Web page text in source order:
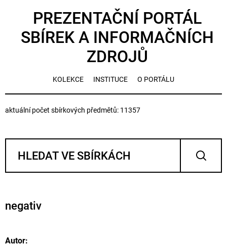
PREZENTAČNÍ PORTÁL
SBÍREK A INFORMAČNÍCH
ZDROJŮ
KOLEKCE INSTITUCE O PORTÁLU
aktuální počet sbírkových předmětů: 11357
negativ
Autor: